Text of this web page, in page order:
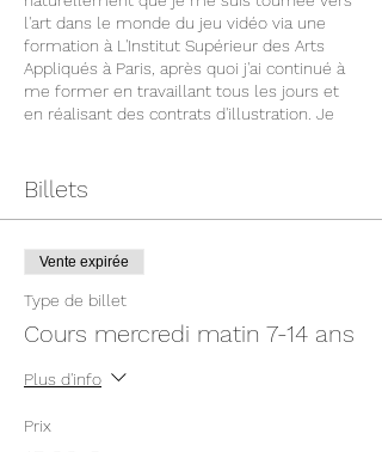
l'art dans le monde du jeu vidéo via une
formation à L'Institut Supérieur des Arts
Appliqués à Paris, après quoi j'ai continué à
me former en travaillant tous les jours et
en réalisant des contrats d'illustration. Je
bande-dessinée en 2021.
continuer à me perfectionner et à essayer
de transmettre ce que j'ai appris ces
dernières années. Je serai ravie de vous
vous offrir un instant de détente artistique
Au plaisir de vous accueillir à l'association !
Billets
Vente expirée
Type de billet
Cours mercredi matin 7-14 ans
Plus d'info
Prix